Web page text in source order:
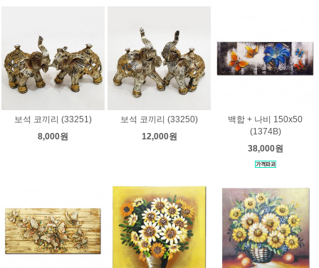
보석 코끼리 (33251)
8,000원
보석 코끼리 (33250)
12,000원
백합 + 나비 150x50
(1374B)
38,000원